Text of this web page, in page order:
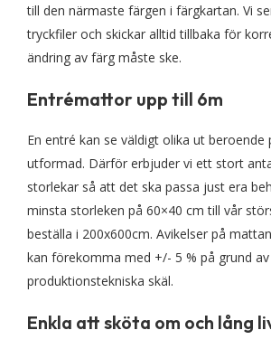
till den närmaste färgen i färgkartan. Vi
tryckfiler och skickar alltid tillbaka för
ändring av färg måste ske.
Entrémattor upp till 6m
En entré kan se väldigt olika ut beroende
utformad. Därför erbjuder vi ett stort
storlekar så att det ska passa just era
minsta storleken på 60×40 cm till vår
beställa i 200x600cm. Avikelser på
kan förekomma med +/- 5 % på grund av
produktionstekniska skäl.
Enkla att sköta om och lång